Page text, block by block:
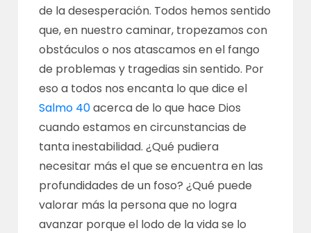
de la desesperación. Todos hemos sentido
que, en nuestro caminar, tropezamos con
obstáculos o nos atascamos en el fango
de problemas y tragedias sin sentido. Por
eso a todos nos encanta lo que dice el
Salmo 40acerca de lo que hace Dios
cuando estamos en circunstancias de
tanta inestabilidad. ¿Qué pudiera
necesitar más el que se encuentra en las
profundidades de un foso? ¿Qué puede
valorar más la persona que no logra
avanzar porque el lodo de la vida se lo